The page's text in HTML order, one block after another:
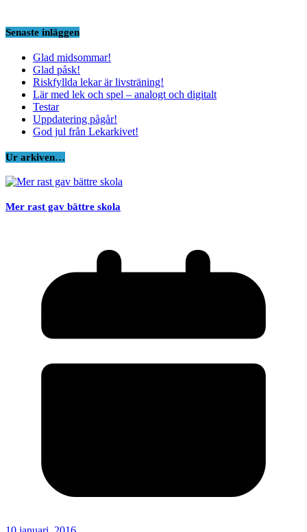
Senaste inläggen
Glad midsommar!
Glad påsk!
Riskfyllda lekar är livsträning!
Lär med lek och spel – analogt och digitalt
Testar
Uppdatering pågår!
God jul från Lekarkivet!
Ur arkiven…
Mer rast gav bättre skola